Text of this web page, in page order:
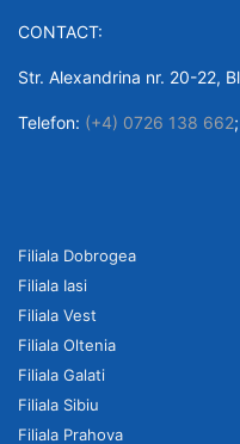
CONTACT:
Str. Alexandrina nr. 20-22,
Telefon: (+4) 0726 138 662
Filiala Dobrogea
Filiala Iasi
Filiala Vest
Filiala Oltenia
Filiala Galati
Filiala Sibiu
Filiala Prahova